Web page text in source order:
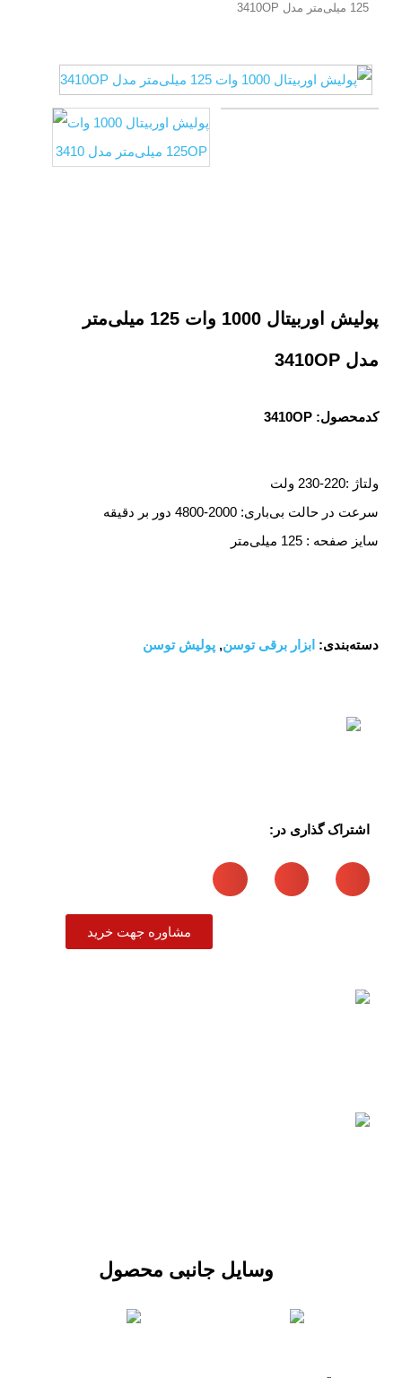
125 میلی‌متر مدل 3410OP
پولیش اوربیتال 1000 وات 125 میلی‌متر
مدل 3410OP
کدمحصول: 3410OP
ولتاژ :220-230 ولت
سرعت در حالت بی‌باری: 2000-4800 دور بر دقیقه
سایز صفحه : 125 میلی‌متر
دسته‌بندی: ابزار برقی توسن, پولیش توسن
اشتراک گذاری در:
مشاوره جهت خرید
وسایل جانبی محصول